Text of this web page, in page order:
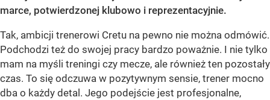
marce, potwierdzonej klubowo i reprezentacyjnie.
Tak, ambicji trenerowi Cretu na pewno nie można odmówić.
Podchodzi też do swojej pracy bardzo poważnie. I nie tylko
mam na myśli treningi czy mecze, ale również ten pozostały
czas. To się odczuwa w pozytywnym sensie, trener mocno
dba o każdy detal. Jego podejście jest profesjonalne,